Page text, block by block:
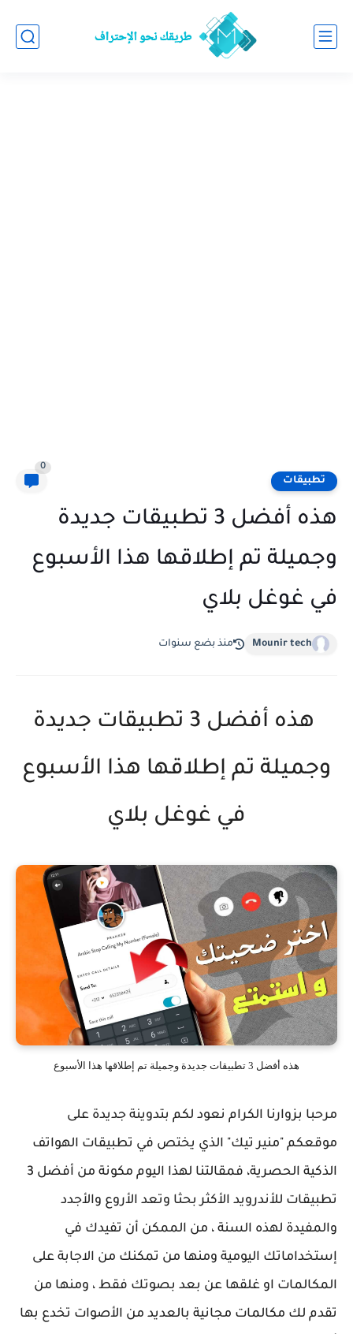
تطبيقات
0
هذه أفضل 3 تطبيقات جديدة
وجميلة تم إطلاقها هذا الأسبوع
في غوغل بلاي
Mounir tech منذ بضع سنوات
هذه أفضل 3 تطبيقات جديدة
وجميلة تم إطلاقها هذا الأسبوع
في غوغل بلاي
هذه أفضل 3 تطبيقات جديدة وجميلة تم إطلاقها هذا الأسبوع
مرحبا بزوارنا الكرام نعود لكم بتدوينة جديدة على
موقعكم "منير تيك" الذي يختص في تطبيقات الهواتف
الذكية الحصرية، فمقالتنا لهذا اليوم مكونة من أفضل 3
تطبيقات للأندرويد الأكثر بحثا وتعد الأروع والأجدد
والمفيدة لهذه السنة ، من الممكن أن تفيدك في
إستخداماتك اليومية ومنها من تمكنك من الاجابة على
المكالمات او غلقها عن بعد بصوتك فقط ، ومنها من
تقدم لك مكالمات مجانية بالعديد من الأصوات تخدع بها